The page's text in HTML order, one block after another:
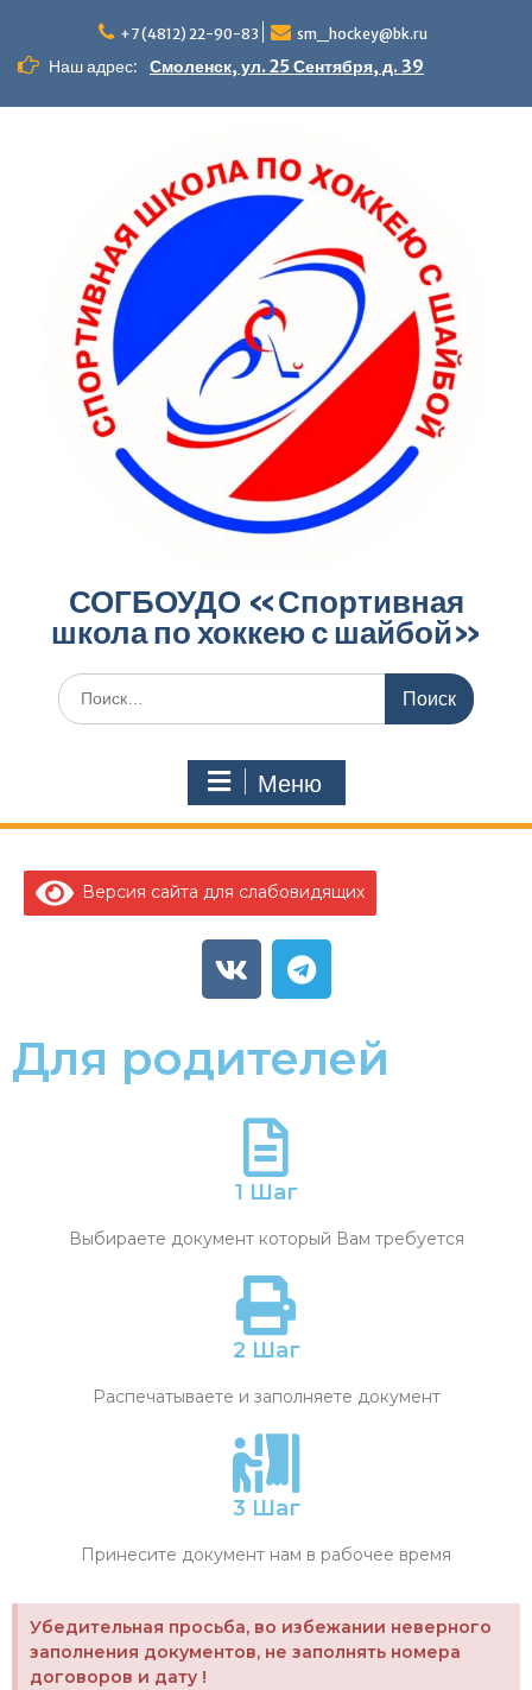
+7 (4812) 22-90-83 sm_hockey@bk.ru
Наш адрес: Смоленск, ул. 25 Сентября, д. 39
СОГБОУДО «‎Спортивная
школа по хоккею с шайбой»‎
Меню
Версия сайта для слабовидящих
Для родителей
1 Шаг
Выбираете документ который Вам требуется
2 Шаг
Распечатываете и заполняете документ
3 Шаг
Принесите документ нам в рабочее время
Убедительная просьба, во избежании неверного
заполнения документов, не заполнять номера
договоров и дату !